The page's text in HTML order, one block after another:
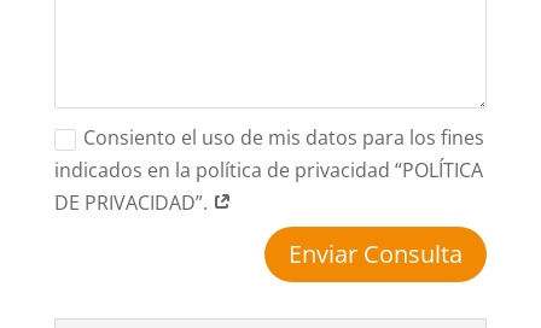
Consiento el uso de mis datos para los fines
indicados en la política de privacidad “POLÍTICA
DE PRIVACIDAD”.
Enviar Consulta